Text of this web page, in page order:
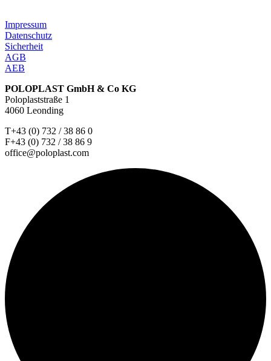
Impressum
Datenschutz
Sicherheit
AGB
AEB
POLOPLAST GmbH & Co KG
Poloplaststraße 1
4060 Leonding
T+43 (0) 732 / 38 86 0
F+43 (0) 732 / 38 86 9
office@poloplast.com